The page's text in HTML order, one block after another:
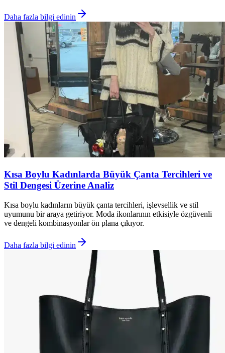
Daha fazla bilgi edinin
Kısa Boylu Kadınlarda Büyük Çanta Tercihleri ve
Stil Dengesi Üzerine Analiz
Kısa boylu kadınların büyük çanta tercihleri, işlevsellik ve stil
uyumunu bir araya getiriyor. Moda ikonlarının etkisiyle özgüvenli
ve dengeli kombinasyonlar ön plana çıkıyor.
Daha fazla bilgi edinin